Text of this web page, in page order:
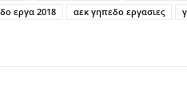
εργα 2018 αεκ γηπεδο εργασιες